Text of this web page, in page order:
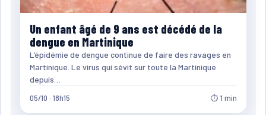
Un enfant âgé de 9 ans est décédé de la
dengue en Martinique
L’épidémie de dengue continue de faire des ravages en
Martinique. Le virus qui sévit sur toute la Martinique
depuis…
05/10 · 18h15 ⏱ 1 min